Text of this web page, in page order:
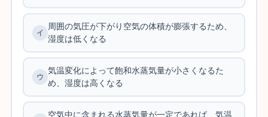
周囲の気圧が下がり空気の体積が膨張するため、
湿度は低くなる
気温変化によって飽和水蒸気量が小さくなるた
め、湿度は高くなる
空気中に含まれる水蒸気量が一定であれば、気温